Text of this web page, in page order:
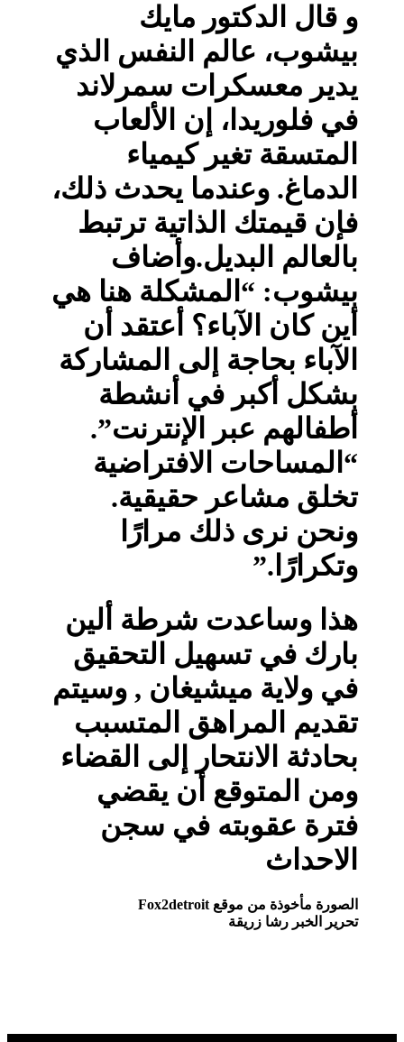
و قال الدكتور مايك
بيشوب، عالم النفس الذي
يدير معسكرات سمرلاند
في فلوريدا، إن الألعاب
المتسقة تغير كيمياء
الدماغ. وعندما يحدث ذلك،
فإن قيمتك الذاتية ترتبط
بالعالم البديل.وأضاف
بيشوب: “المشكلة هنا هي
أين كان الآباء؟ أعتقد أن
الآباء بحاجة إلى المشاركة
بشكل أكبر في أنشطة
أطفالهم عبر الإنترنت”.
“المساحات الافتراضية
تخلق مشاعر حقيقية.
ونحن نرى ذلك مرارًا
وتكرارًا.”
هذا وساعدت شرطة ألين
بارك في تسهيل التحقيق
في ولاية ميشيغان , وسيتم
تقديم المراهق المتسبب
بحادثة الانتحار إلى القضاء
ومن المتوقع أن يقضي
فترة عقوبته في سجن
الاحداث
الصورة مأخوذة من موقع Fox2detroit
تحرير الخبر رشا زريقة